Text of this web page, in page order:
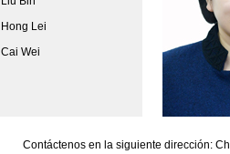
Hong Lei
Cai Wei
Contáctenos en la siguiente dirección: